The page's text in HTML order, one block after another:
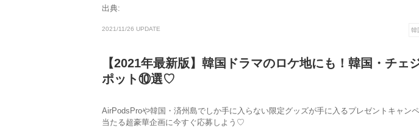
出典:
2021/11/26 UPDATE 韓
【2021年最新版】韓国ドラマのロケ地にも！韓国・チェ
ポット⑩選♡
AirPodsProや韓国・済州島でしか手に入らない限定グッズが手に入るプレゼントキャン
当たる超豪華企画に今すぐ応募しよう♡